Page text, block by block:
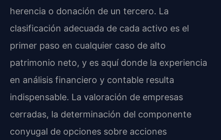
herencia o donación de un tercero. La
clasificación adecuada de cada activo es el
primer paso en cualquier caso de alto
patrimonio neto, y es aquí donde la experiencia
en análisis financiero y contable resulta
indispensable. La valoración de empresas
cerradas, la determinación del componente
conyugal de opciones sobre acciones